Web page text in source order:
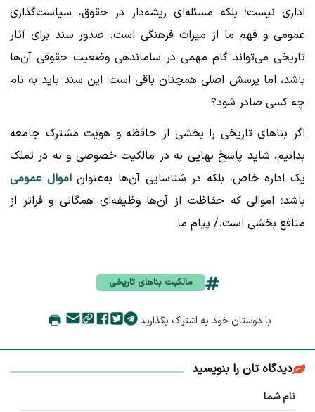
اداری نیست؛ بلکه مسئله‌ای ریشه‌دار در حقوق، سیاست‌گذاری
عمومی و فهم ما از میراث فرهنگی است. صدور سند برای آثار
تاریخی می‌تواند گام مهمی در ساماندهی وضعیت حقوقی آن‌ها
باشد، اما پرسش اصلی همچنان باقی است: این سند باید به نام
چه کسی صادر شود؟
اگر بناهای تاریخی را بخشی از حافظه و هویت مشترک جامعه
بدانیم، شاید پاسخ نهایی نه در مالکیت خصوصی و نه در تملک
یک اداره خاص، بلکه در شناسایی آن‌ها به‌عنواناموال عمومی
باشد؛ اموالی که حفاظت از آن‌ها وظیفه‌ای همگانی و فراتر از
منافع بخشی است./ پیام ما
مالکیت بناهای تاریخی
با دوستان خود به اشتراک بگذارید:
دیدگاه تان را بنویسید
نام شما